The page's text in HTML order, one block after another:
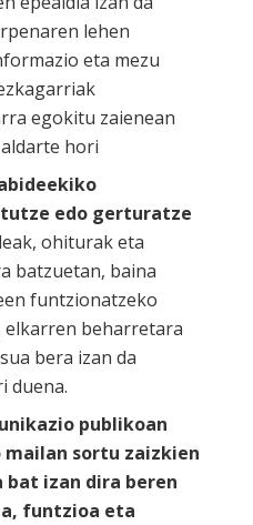
lehen
eta mezu
egokitu zaienean
hori
edo gerturatze
ohiturak eta
batzuetan, baina
funtzionatzeko
elkarren beharretara
bera izan da
duena.
publikoan
mailan sortu zaizkien
izan dira beren
funtzioa eta